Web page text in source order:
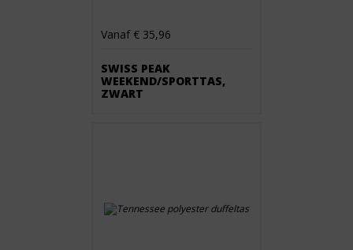
Vanaf € 35,96
SWISS PEAK
WEEKEND/SPORTTAS,
ZWART